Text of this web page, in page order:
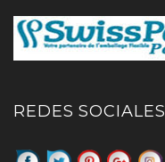
REDES SOCIALES